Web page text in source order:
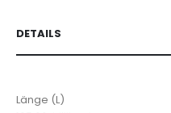
DETAILS
Länge (L)